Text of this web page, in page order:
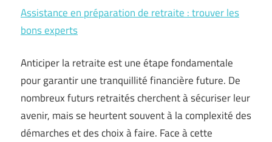
Assistance en préparation de retraite : trouver les
bons experts
Anticiper la retraite est une étape fondamentale
pour garantir une tranquillité financière future. De
nombreux futurs retraités cherchent à sécuriser leur
avenir, mais se heurtent souvent à la complexité des
démarches et des choix à faire. Face à cette